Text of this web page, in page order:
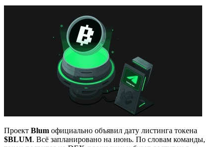
Проект Blum официально объявил дату листинга токена
$BLUM. Всё запланировано на июнь. По словам команды,